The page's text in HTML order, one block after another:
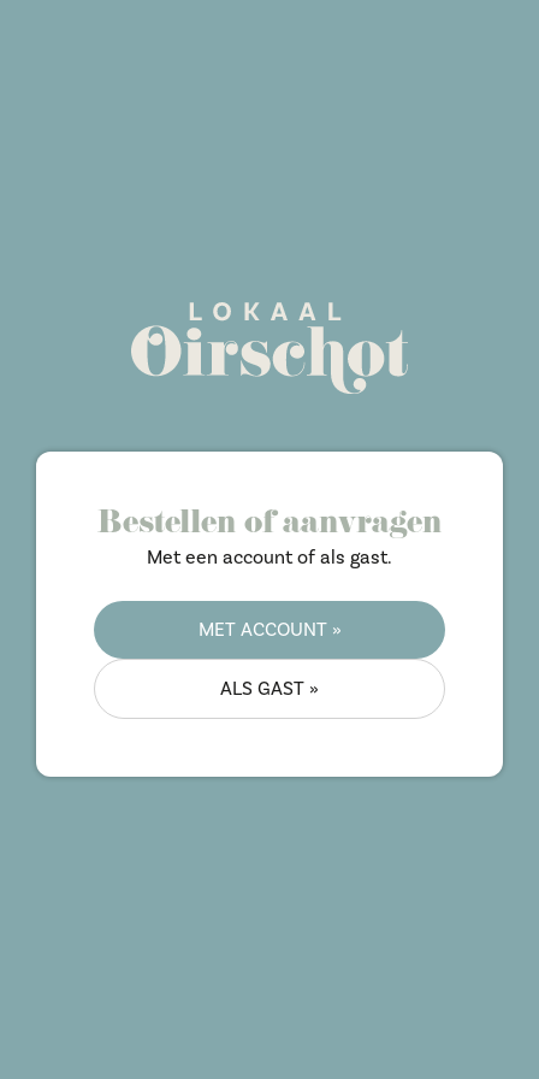
Bestellen of aanvragen
Met een account of als gast.
MET ACCOUNT »
ALS GAST »